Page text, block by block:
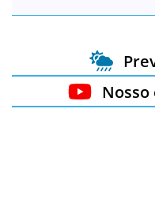
Nosso